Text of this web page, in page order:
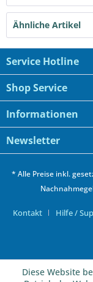
Ähnliche Artikel
Service Hotline
Shop Service
Informationen
Newsletter
* Alle Preise inkl.
Kontakt Hilfe /
Diese Website